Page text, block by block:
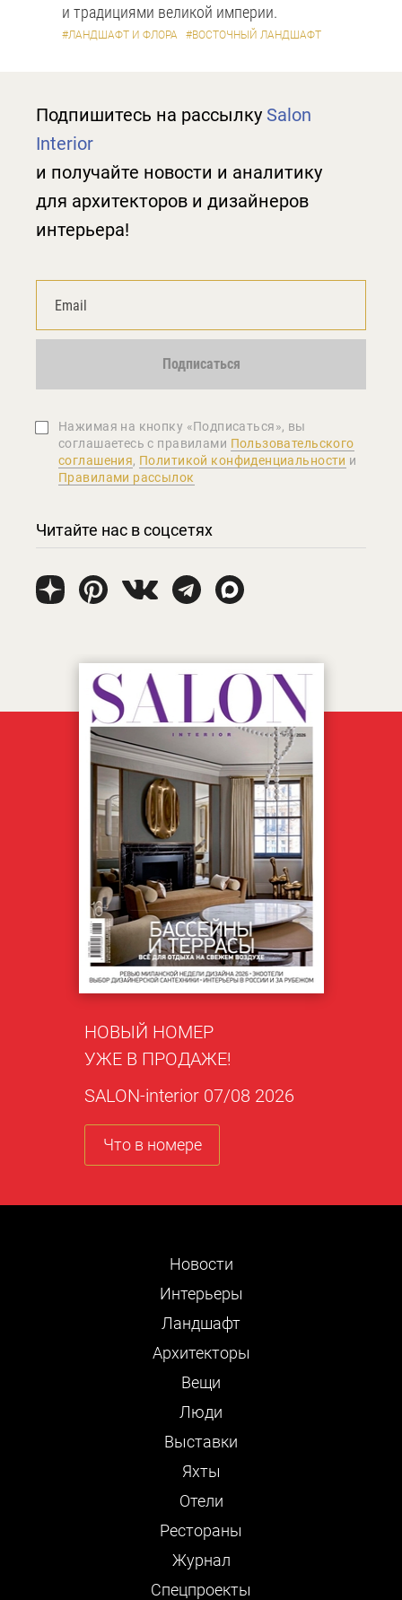
и традициями великой империи.
#ЛАНДШАФТ И ФЛОРА #ВОСТОЧНЫЙ ЛАНДШАФТ
Подпишитесь на рассылку Salon
Interior
и получайте новости и аналитику
для архитекторов и дизайнеров
интерьера!
Подписаться
Нажимая на кнопку «Подписаться», вы
соглашаетеcь с правилами Пользовательского
соглашения, Политикой конфиденциальности и
Правилами рассылок
Читайте нас в соцсетях
НОВЫЙ НОМЕР
УЖЕ В ПРОДАЖЕ!
SALON-interior 07/08 2026
Что в номере
Новости
Интерьеры
Ландшафт
Архитекторы
Вещи
Люди
Выставки
Яхты
Отели
Рестораны
Журнал
Cпецпроекты